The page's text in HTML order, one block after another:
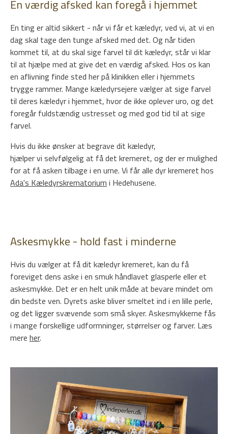
En værdig afsked kan foregå i hjemmet
En ting er altid sikkert - når vi får et kæledyr, ved vi, at vi en
dag skal tage den tunge afsked med det. Og når tiden
kommet til, at du skal sige farvel til dit kæledyr, står vi klar
til at hjælpe med at give det en værdig afsked. Hos os kan
en aflivning finde sted her på klinikken eller i hjemmets
trygge rammer. Mange kæledyrsejere vælger at sige farvel
til deres kæledyr i hjemmet, hvor de ikke oplever uro, og det
foregår fuldstændig ustresset og med god tid til at sige
farvel.
Hvis du ikke ønsker at begrave dit kæledyr,
hjælper vi selvfølgelig at få det kremeret, og der er mulighed
for at få asken tilbage i en urne. Vi får alle dyr kremeret hos
Ada's Kæledyrskrematorium i Hedehusene.
Askesmykke - hold fast i minderne
Hvis du vælger at få dit kæledyr kremeret, kan du få
foreviget dens aske i en smuk håndlavet glasperle eller et
askesmykke. Det er en helt unik måde at bevare mindet om
din bedste ven. Dyrets aske bliver smeltet ind i en lille perle,
og det ligger svævende som små skyer. Askesmykkerne fås
i mange forskellige udformninger, størrelser og farver. Læs
mere her.